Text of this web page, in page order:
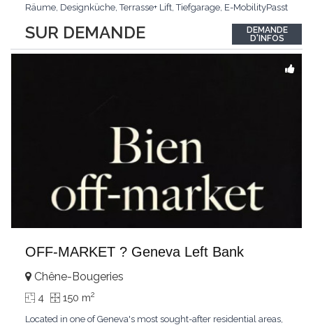
SUR DEMANDE
Räume, Designküche, Terrasse+ Lift, Tiefgarage, E-MobilityPasst
ArchitekturKLARTEXT: Grosszügig, sonnig und kompromisslos
hochwertig mit Logenplatz.Interessiert?...
DEMANDE
D'INFOS
OFF-MARKET ? Geneva Left Bank
Chêne-Bougeries
4 150 m2
Located in one of Geneva's most sought-after residential areas,